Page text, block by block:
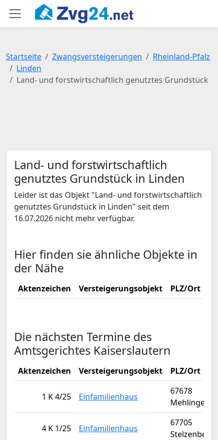
Startseite Zwangsversteigerungen
Rheinland-Pfalz
Linden
Land- und forstwirtschaftlich genutztes Grundstück
Land- und forstwirtschaftlich
genutztes Grundstück in Linden
Leider ist das Objekt "Land- und forstwirtschaftlich
genutztes Grundstück in Linden" seit dem
16.07.2026 nicht mehr verfügbar.
Hier finden sie ähnliche Objekte in
der Nähe
Aktenzeichen Versteigerungsobjekt PLZ/Ort
Die nächsten Termine des
Amtsgerichtes Kaiserslautern
Aktenzeichen Versteigerungsobjekt PLZ/Ort
1 K 4/25 Einfamilienhaus
67678
Mehlingen
4 K 1/25 Einfamilienhaus
67705
Stelzenberg